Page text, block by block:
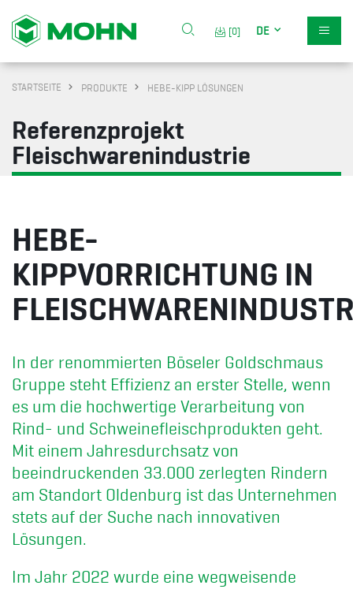
[0] DE
STARTSEITE PRODUKTE HEBE-KIPP LÖSUNGEN
Referenzprojekt
Fleischwarenindustrie
HEBE-
KIPPVORRICHTUNG IN
In der renommierten Böseler Goldschmaus
Gruppe steht Effizienz an erster Stelle, wenn
es um die hochwertige Verarbeitung von
Rind- und Schweinefleischprodukten geht.
Mit einem Jahresdurchsatz von
beeindruckenden 33.000 zerlegten Rindern
am Standort Oldenburg ist das Unternehmen
stets auf der Suche nach innovativen
Lösungen.
Im Jahr 2022 wurde eine wegweisende